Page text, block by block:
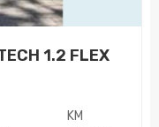
1.2 FLEX
KM